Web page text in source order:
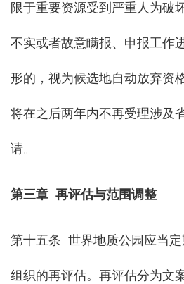
限于重要资源受到严重人为破
不实或者故意瞒报、申报工作
形的，视为候选地自动放弃资
将在之后两年内不再受理涉及
请。
第三章 再评估与范围调整
第十五条 世界地质公园应当
组织的再评估。再评估分为文